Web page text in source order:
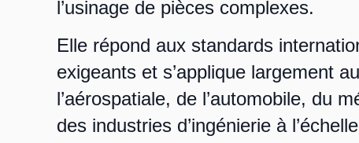
l’usinage de pièces complexes.
Elle répond aux standards
exigeants et s’applique largement
l’aérospatiale, de l’automobile, du
des industries d’ingénierie à